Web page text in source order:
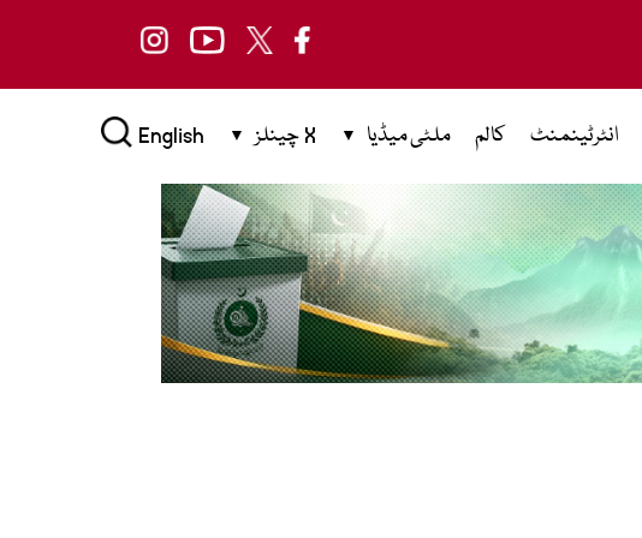
انٹرٹینمنٹ کالم ملٹی میڈیا X چینلز English